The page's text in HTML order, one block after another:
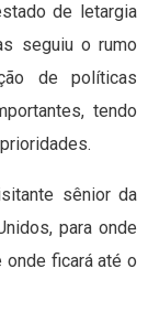
de letargia
seguiu o rumo
de políticas
tendo
sênior da
para onde
onde ficará até o